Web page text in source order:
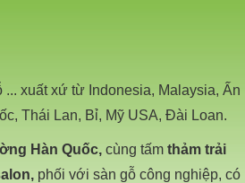
... xuất xứ từ Indonesia, Malaysia, Ấn
Thái Lan, Bỉ, Mỹ USA, Đài Loan.
Hàn Quốc, cùng tấm thảm trải
phối với sàn gỗ công nghiệp, có